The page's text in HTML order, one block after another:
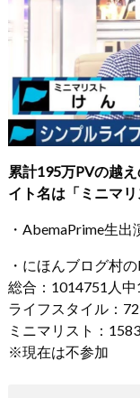
累計195万PVの越
イト名は「ミニマリ
・AbemaPrime生出
・にほんブログ村
総合：1014751人中
ライフスタイル：
ミニマリスト：
※現在は不参加